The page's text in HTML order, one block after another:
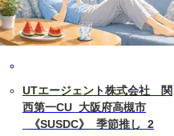
UTエージェント株式会社 関
西第一CU_大阪府高槻市
_《SUSDC》_季節推し_2